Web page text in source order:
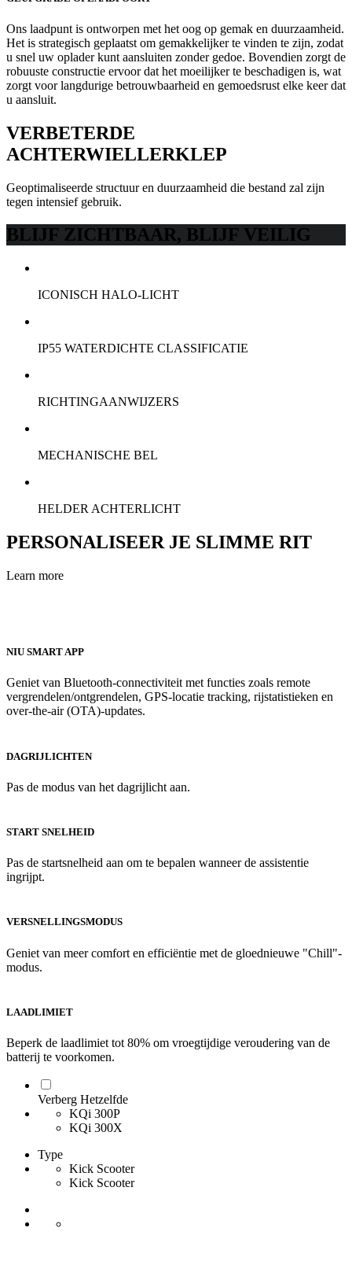
Ons laadpunt is ontworpen met het oog op gemak en duurzaamheid.
Het is strategisch geplaatst om gemakkelijker te vinden te zijn, zodat
u snel uw oplader kunt aansluiten zonder gedoe. Bovendien zorgt de
robuuste constructie ervoor dat het moeilijker te beschadigen is, wat
zorgt voor langdurige betrouwbaarheid en gemoedsrust elke keer dat
u aansluit.
VERBETERDE
ACHTERWIELLERKLEP
Geoptimaliseerde structuur en duurzaamheid die bestand zal zijn
tegen intensief gebruik.
BLIJF ZICHTBAAR, BLIJF VEILIG
ICONISCH HALO-LICHT
IP55 WATERDICHTE CLASSIFICATIE
RICHTINGAANWIJZERS
MECHANISCHE BEL
HELDER ACHTERLICHT
PERSONALISEER JE SLIMME RIT
Learn more
NIU SMART APP
Geniet van Bluetooth-connectiviteit met functies zoals remote
vergrendelen/ontgrendelen, GPS-locatie tracking, rijstatistieken en
over-the-air (OTA)-updates.
DAGRIJLICHTEN
Pas de modus van het dagrijlicht aan.
START SNELHEID
Pas de startsnelheid aan om te bepalen wanneer de assistentie
ingrijpt.
VERSNELLINGSMODUS
Geniet van meer comfort en efficiëntie met de gloednieuwe "Chill"-
modus.
LAADLIMIET
Beperk de laadlimiet tot 80% om vroegtijdige veroudering van de
batterij te voorkomen.
Verberg Hetzelfde
KQi 300P
KQi 300X
Type
Kick Scooter
Kick Scooter